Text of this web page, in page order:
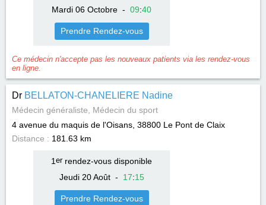
Mardi 06 Octobre - 09:40
Prendre Rendez-vous
Ce médecin n'accepte pas les nouveaux patients via les rendez-vous
en ligne.
Dr BELLATON-CHANELIERE Nadine
Médecin généraliste, Médecin du sport
4 avenue du maquis de l'Oisans, 38800 Le Pont de Claix
Distance : 181.63 km
1 errendez-vous disponible
Jeudi 20 Août- 17:15
Prendre Rendez-vous